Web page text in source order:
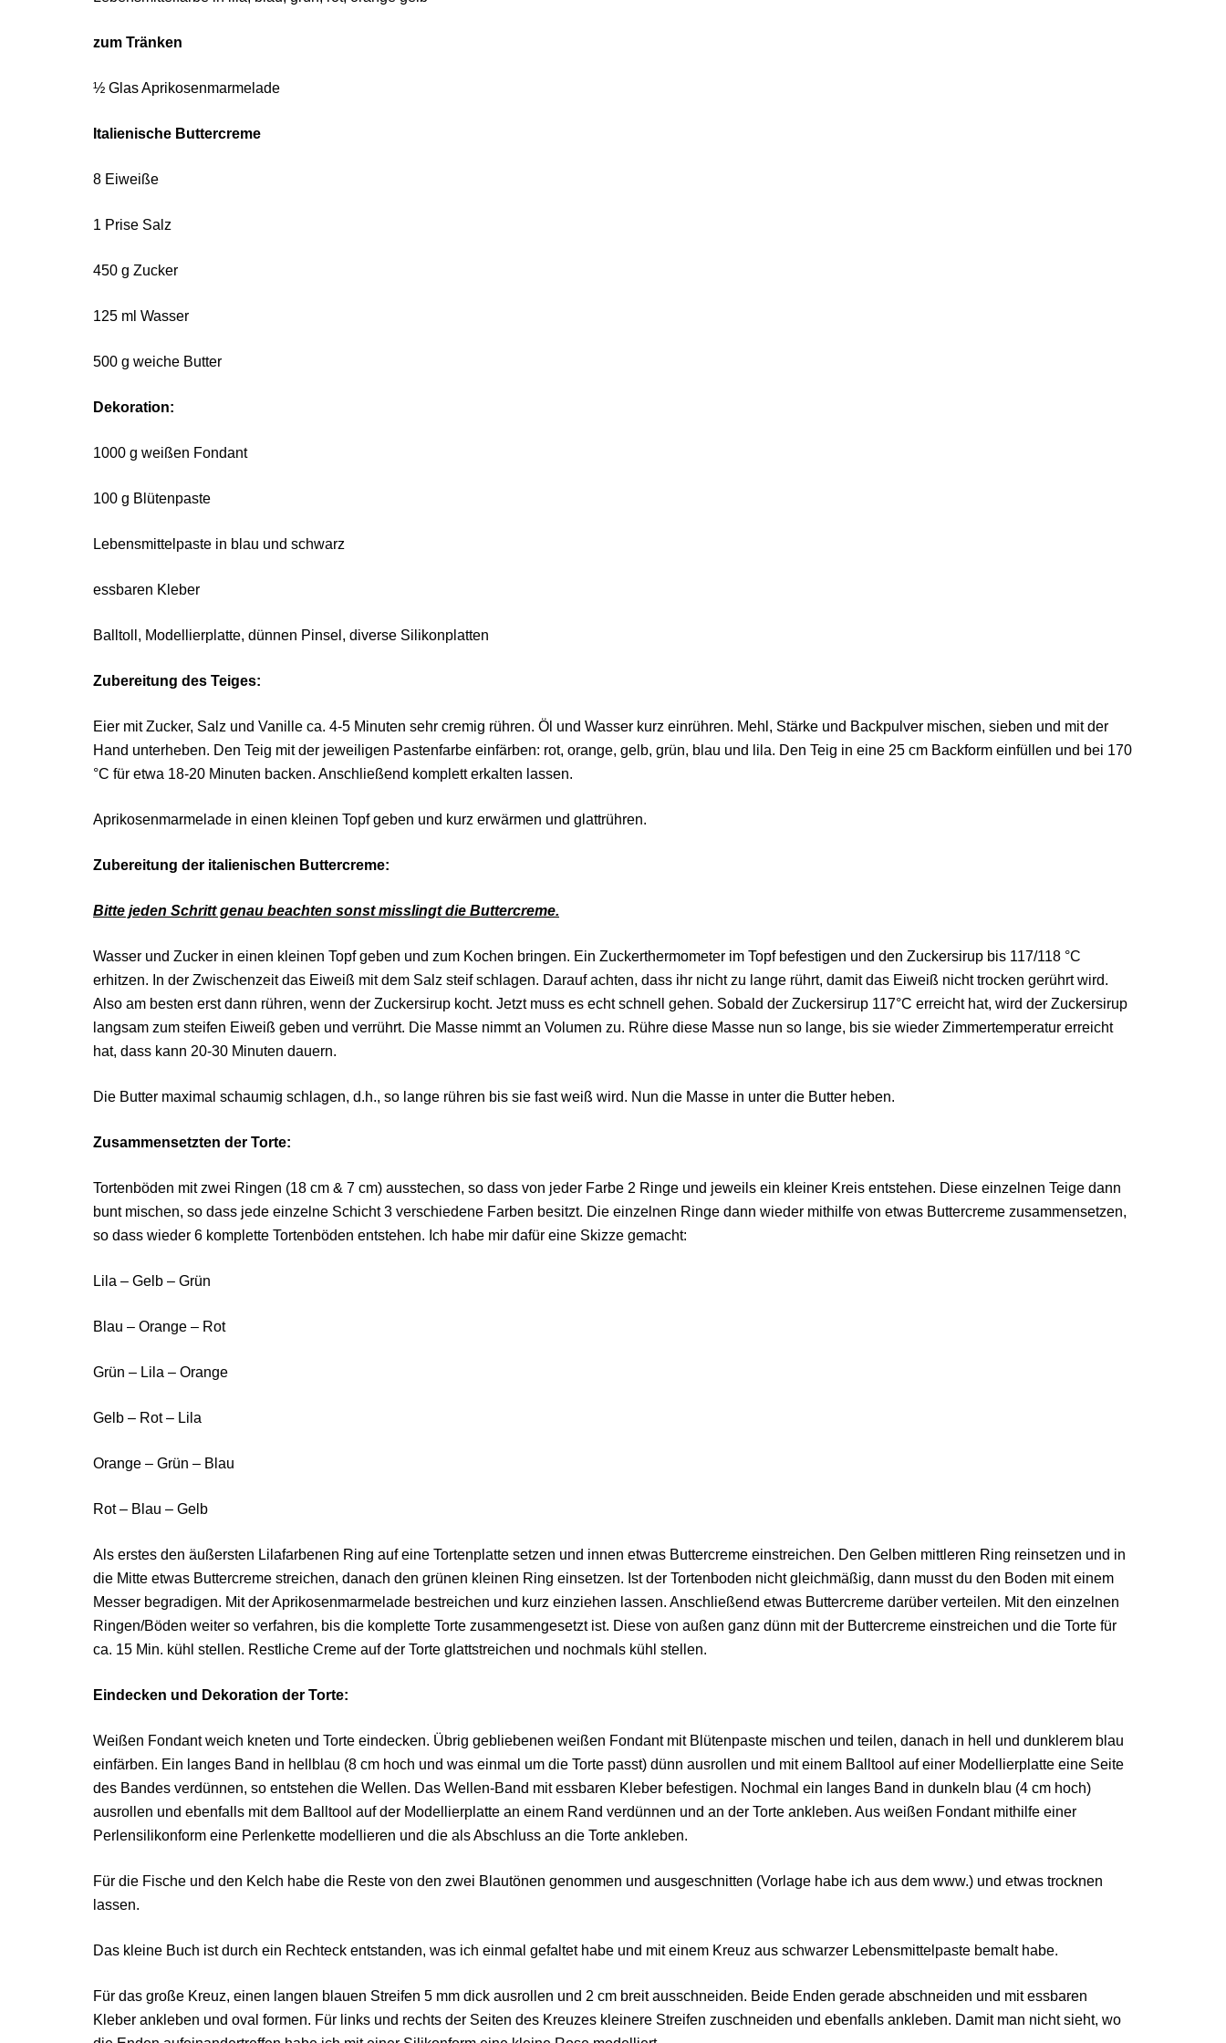
zum Tränken
½ Glas Aprikosenmarmelade
Italienische Buttercreme
8 Eiweiße
1 Prise Salz
450 g Zucker
125 ml Wasser
500 g weiche Butter
Dekoration:
1000 g weißen Fondant
100 g Blütenpaste
Lebensmittelpaste in blau und schwarz
essbaren Kleber
Balltoll, Modellierplatte, dünnen Pinsel, diverse Silikonplatten
Zubereitung des Teiges:
Eier mit Zucker, Salz und Vanille ca. 4-5 Minuten sehr cremig rühren. Öl und Wasser kurz einrühren. Mehl, Stärke und Backpulver mischen, sieben und mit der
Hand unterheben. Den Teig mit der jeweiligen Pastenfarbe einfärben: rot, orange, gelb, grün, blau und lila. Den Teig in eine 25 cm Backform einfüllen und bei 170
°C für etwa 18-20 Minuten backen. Anschließend komplett erkalten lassen.
Aprikosenmarmelade in einen kleinen Topf geben und kurz erwärmen und glattrühren.
Zubereitung der italienischen Buttercreme:
Bitte jeden Schritt genau beachten sonst misslingt die Buttercreme.
Wasser und Zucker in einen kleinen Topf geben und zum Kochen bringen. Ein Zuckerthermometer im Topf befestigen und den Zuckersirup bis 117/118 °C
erhitzen. In der Zwischenzeit das Eiweiß mit dem Salz steif schlagen. Darauf achten, dass ihr nicht zu lange rührt, damit das Eiweiß nicht trocken gerührt wird.
Also am besten erst dann rühren, wenn der Zuckersirup kocht. Jetzt muss es echt schnell gehen. Sobald der Zuckersirup 117°C erreicht hat, wird der Zuckersirup
langsam zum steifen Eiweiß geben und verrührt. Die Masse nimmt an Volumen zu. Rühre diese Masse nun so lange, bis sie wieder Zimmertemperatur erreicht
hat, dass kann 20-30 Minuten dauern.
Die Butter maximal schaumig schlagen, d.h., so lange rühren bis sie fast weiß wird. Nun die Masse in unter die Butter heben.
Zusammensetzten der Torte:
Tortenböden mit zwei Ringen (18 cm & 7 cm) ausstechen, so dass von jeder Farbe 2 Ringe und jeweils ein kleiner Kreis entstehen. Diese einzelnen Teige dann
bunt mischen, so dass jede einzelne Schicht 3 verschiedene Farben besitzt. Die einzelnen Ringe dann wieder mithilfe von etwas Buttercreme zusammensetzen,
so dass wieder 6 komplette Tortenböden entstehen. Ich habe mir dafür eine Skizze gemacht:
Lila – Gelb – Grün
Blau – Orange – Rot
Grün – Lila – Orange
Gelb – Rot – Lila
Orange – Grün – Blau
Rot – Blau – Gelb
Als erstes den äußersten Lilafarbenen Ring auf eine Tortenplatte setzen und innen etwas Buttercreme einstreichen. Den Gelben mittleren Ring reinsetzen und in
die Mitte etwas Buttercreme streichen, danach den grünen kleinen Ring einsetzen. Ist der Tortenboden nicht gleichmäßig, dann musst du den Boden mit einem
Messer begradigen. Mit der Aprikosenmarmelade bestreichen und kurz einziehen lassen. Anschließend etwas Buttercreme darüber verteilen. Mit den einzelnen
Ringen/Böden weiter so verfahren, bis die komplette Torte zusammengesetzt ist. Diese von außen ganz dünn mit der Buttercreme einstreichen und die Torte für
ca. 15 Min. kühl stellen. Restliche Creme auf der Torte glattstreichen und nochmals kühl stellen.
Eindecken und Dekoration der Torte:
Weißen Fondant weich kneten und Torte eindecken. Übrig gebliebenen weißen Fondant mit Blütenpaste mischen und teilen, danach in hell und dunklerem blau
einfärben. Ein langes Band in hellblau (8 cm hoch und was einmal um die Torte passt) dünn ausrollen und mit einem Balltool auf einer Modellierplatte eine Seite
des Bandes verdünnen, so entstehen die Wellen. Das Wellen-Band mit essbaren Kleber befestigen. Nochmal ein langes Band in dunkeln blau (4 cm hoch)
ausrollen und ebenfalls mit dem Balltool auf der Modellierplatte an einem Rand verdünnen und an der Torte ankleben. Aus weißen Fondant mithilfe einer
Perlensilikonform eine Perlenkette modellieren und die als Abschluss an die Torte ankleben.
Für die Fische und den Kelch habe die Reste von den zwei Blautönen genommen und ausgeschnitten (Vorlage habe ich aus dem www.) und etwas trocknen
lassen.
Das kleine Buch ist durch ein Rechteck entstanden, was ich einmal gefaltet habe und mit einem Kreuz aus schwarzer Lebensmittelpaste bemalt habe.
Für das große Kreuz, einen langen blauen Streifen 5 mm dick ausrollen und 2 cm breit ausschneiden. Beide Enden gerade abschneiden und mit essbaren
Kleber ankleben und oval formen. Für links und rechts der Seiten des Kreuzes kleinere Streifen zuschneiden und ebenfalls ankleben. Damit man nicht sieht, wo